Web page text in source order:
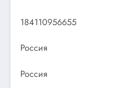
184110956655
Россия
Россия